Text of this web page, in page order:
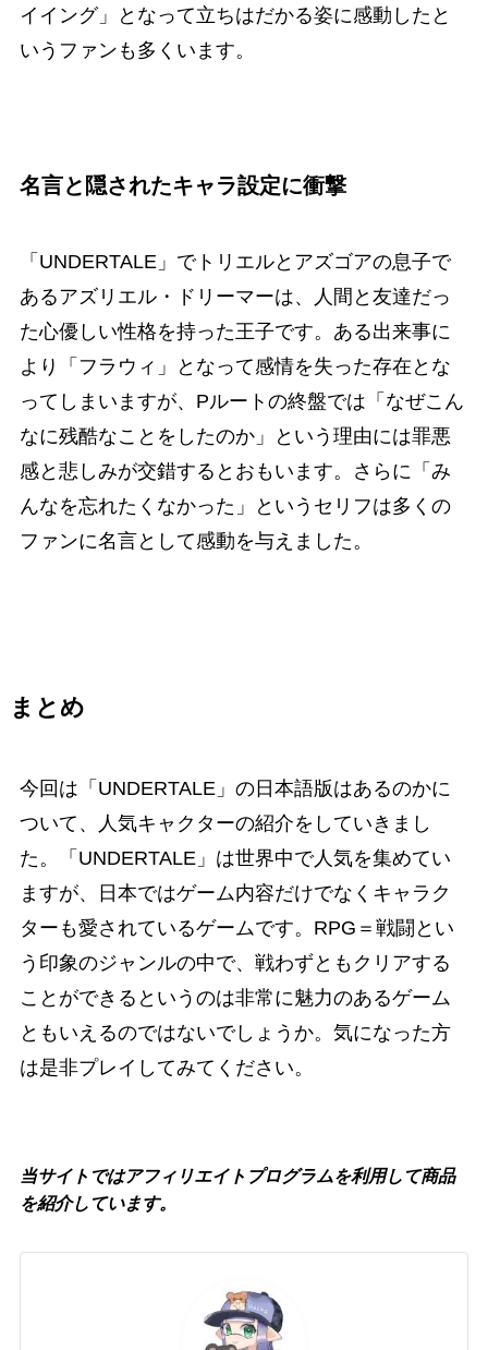
イイング」となって立ちはだかる姿に感動したと
いうファンも多くいます。
名言と隠されたキャラ設定に衝撃
「UNDERTALE」でトリエルとアズゴアの息子で
あるアズリエル・ドリーマーは、人間と友達だっ
た心優しい性格を持った王子です。ある出来事に
より「フラウィ」となって感情を失った存在とな
ってしまいますが、Pルートの終盤では「なぜこん
なに残酷なことをしたのか」という理由には罪悪
感と悲しみが交錯するとおもいます。さらに「み
んなを忘れたくなかった」というセリフは多くの
ファンに名言として感動を与えました。
まとめ
今回は「UNDERTALE」の日本語版はあるのかに
ついて、人気キャクターの紹介をしていきまし
た。「UNDERTALE」は世界中で人気を集めてい
ますが、日本ではゲーム内容だけでなくキャラク
ターも愛されているゲームです。RPG＝戦闘とい
う印象のジャンルの中で、戦わずともクリアする
ことができるというのは非常に魅力のあるゲーム
ともいえるのではないでしょうか。気になった方
は是非プレイしてみてください。
当サイトではアフィリエイトプログラムを利用して商品
を紹介しています。